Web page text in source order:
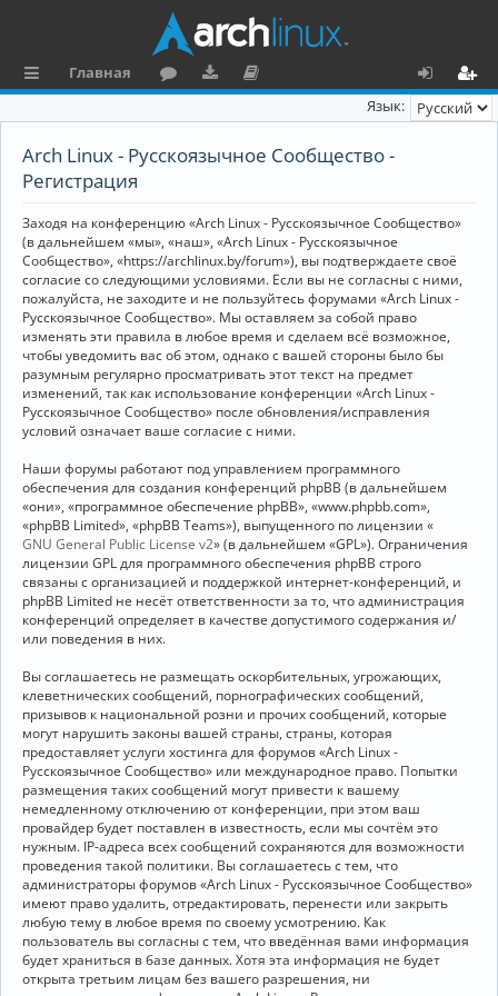
л
и
Главная
н
та
ц
и
я
х
ег
Язык:
Arch Linux - Русскоязычное Сообщество -
Регистрация
Заходя на конференцию «Arch Linux - Русскоязычное Сообщество»
(в дальнейшем «мы», «наш», «Arch Linux - Русскоязычное
Сообщество», «https://archlinux.by/forum»), вы подтверждаете своё
согласие со следующими условиями. Если вы не согласны с ними,
пожалуйста, не заходите и не пользуйтесь форумами «Arch Linux -
Русскоязычное Сообщество». Мы оставляем за собой право
изменять эти правила в любое время и сделаем всё возможное,
чтобы уведомить вас об этом, однако с вашей стороны было бы
разумным регулярно просматривать этот текст на предмет
изменений, так как использование конференции «Arch Linux -
Русскоязычное Сообщество» после обновления/исправления
условий означает ваше согласие с ними.
Наши форумы работают под управлением программного
обеспечения для создания конференций phpBB (в дальнейшем
«они», «программное обеспечение phpBB», «www.phpbb.com»,
«phpBB Limited», «phpBB Teams»), выпущенного по лицензии «
GNU General Public License v2» (в дальнейшем «GPL»). Ограничения
лицензии GPL для программного обеспечения phpBB строго
связаны с организацией и поддержкой интернет-конференций, и
phpBB Limited не несёт ответственности за то, что администрация
конференций определяет в качестве допустимого содержания и/
или поведения в них.
Вы соглашаетесь не размещать оскорбительных, угрожающих,
клеветнических сообщений, порнографических сообщений,
призывов к национальной розни и прочих сообщений, которые
могут нарушить законы вашей страны, страны, которая
предоставляет услуги хостинга для форумов «Arch Linux -
Русскоязычное Сообщество» или международное право. Попытки
размещения таких сообщений могут привести к вашему
немедленному отключению от конференции, при этом ваш
провайдер будет поставлен в известность, если мы сочтём это
нужным. IP-адреса всех сообщений сохраняются для возможности
проведения такой политики. Вы соглашаетесь с тем, что
администраторы форумов «Arch Linux - Русскоязычное Сообщество»
имеют право удалить, отредактировать, перенести или закрыть
любую тему в любое время по своему усмотрению. Как
пользователь вы согласны с тем, что введённая вами информация
будет храниться в базе данных. Хотя эта информация не будет
открыта третьим лицам без вашего разрешения, ни